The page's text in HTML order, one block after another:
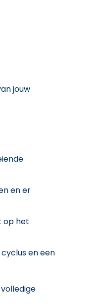
jouw
en er
op het
en een